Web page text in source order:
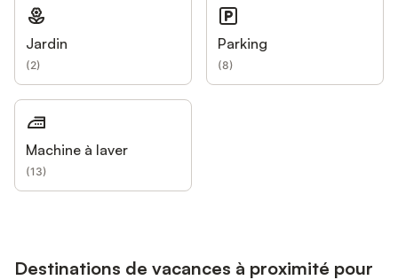
Jardin
(2)
Parking
(8)
Machine à laver
(13)
Destinations de vacances à proximité pour